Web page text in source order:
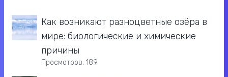
Как возникают разноцветные озёра в
мире: биологические и химические
причины
Просмотров: 189